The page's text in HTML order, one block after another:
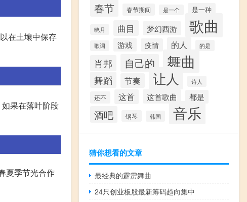
在土壤中保存
果在落叶阶段
夏季节光合作
春节 春节期间 是一个 是一种
晓月 曲目 梦幻西游 歌曲
歌词 游戏 疫情 的人 的是
肖邦 自己的 舞曲
舞蹈 节奏 让人 诗人
还不 这首 这首歌曲 都是
酒吧 钢琴 韩国 音乐
猜你想看的文章
最经典的霹雳舞曲
24只创业板股最新筹码趋向集中